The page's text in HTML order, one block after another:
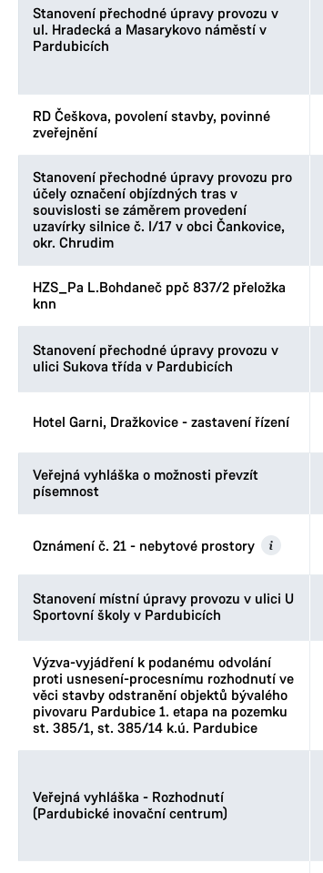
Stanovení přechodné úpravy provozu v
ul. Hradecká a Masarykovo náměstí v
Pardubicích
RD Češkova, povolení stavby, povinné
zveřejnění
Stanovení přechodné úpravy provozu pro
účely označení objízdných tras v
souvislosti se záměrem provedení
uzavírky silnice č. I/17 v obci Čankovice,
okr. Chrudim
HZS_Pa L.Bohdaneč ppč 837/2 přeložka
knn
Stanovení přechodné úpravy provozu v
ulici Sukova třída v Pardubicích
Hotel Garni, Dražkovice - zastavení řízení
Veřejná vyhláška o možnosti převzít
písemnost
Oznámení č. 21 - nebytové prostory
Stanovení místní úpravy provozu v ulici U
Sportovní školy v Pardubicích
Výzva-vyjádření k podanému odvolání
proti usnesení-procesnímu rozhodnutí ve
věci stavby odstranění objektů bývalého
pivovaru Pardubice 1. etapa na pozemku
st. 385/1, st. 385/14 k.ú. Pardubice
Veřejná vyhláška - Rozhodnutí
(Pardubické inovační centrum)